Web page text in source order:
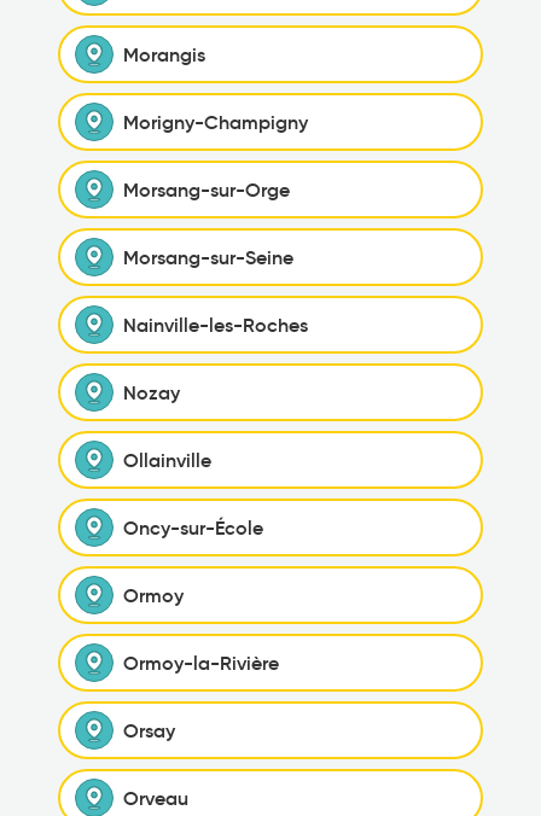
Morangis
Morigny-Champigny
Morsang-sur-Orge
Morsang-sur-Seine
Nainville-les-Roches
Nozay
Ollainville
Oncy-sur-École
Ormoy
Ormoy-la-Rivière
Orsay
Orveau